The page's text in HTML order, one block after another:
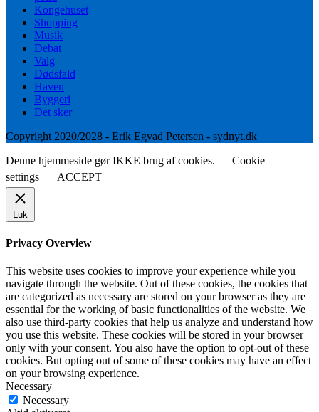
Kongehuset
Shopping
Musik
Debat
Valg
Dødsfald
Haven
Byggeri
Det sker
Copyright 2020/2028 - Erik Egvad Petersen - sydnyt.dk
Denne hjemmeside gør IKKE brug af cookies.
Cookie
settings
ACCEPT
Luk
Privacy Overview
This website uses cookies to improve your experience while you
navigate through the website. Out of these cookies, the cookies that
are categorized as necessary are stored on your browser as they are
essential for the working of basic functionalities of the website. We
also use third-party cookies that help us analyze and understand how
you use this website. These cookies will be stored in your browser
only with your consent. You also have the option to opt-out of these
cookies. But opting out of some of these cookies may have an effect
on your browsing experience.
Necessary
Necessary